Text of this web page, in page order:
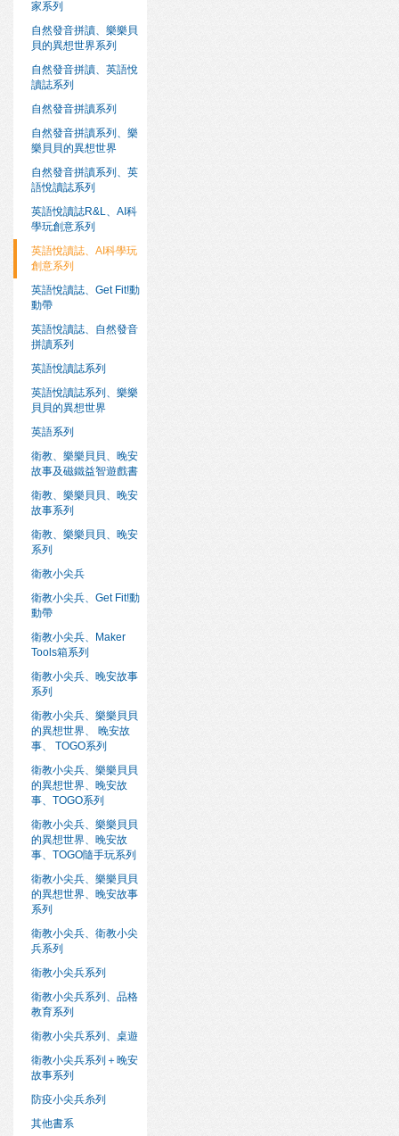
家系列
自然發音拼讀、樂樂貝
貝的異想世界系列
自然發音拼讀、英語悅
讀誌系列
自然發音拼讀系列
自然發音拼讀系列、樂
樂貝貝的異想世界
自然發音拼讀系列、英
語悅讀誌系列
英語悅讀誌R&L、AI科
學玩創意系列
英語悅讀誌、AI科學玩
創意系列
英語悅讀誌、Get Fit!動
動帶
英語悅讀誌、自然發音
拼讀系列
英語悅讀誌系列
英語悅讀誌系列、樂樂
貝貝的異想世界
英語系列
衛教、樂樂貝貝、晚安
故事及磁鐵益智遊戲書
衛教、樂樂貝貝、晚安
故事系列
衛教、樂樂貝貝、晚安
系列
衛教小尖兵
衛教小尖兵、Get Fit!動
動帶
衛教小尖兵、Maker
Tools箱系列
衛教小尖兵、晚安故事
系列
衛教小尖兵、樂樂貝貝
的異想世界、 晚安故
事、 TOGO系列
衛教小尖兵、樂樂貝貝
的異想世界、晚安故
事、TOGO系列
衛教小尖兵、樂樂貝貝
的異想世界、晚安故
事、TOGO隨手玩系列
衛教小尖兵、樂樂貝貝
的異想世界、晚安故事
系列
衛教小尖兵、衛教小尖
兵系列
衛教小尖兵系列
衛教小尖兵系列、品格
教育系列
衛教小尖兵系列、桌遊
衛教小尖兵系列＋晚安
故事系列
防疫小尖兵糸列
其他書系